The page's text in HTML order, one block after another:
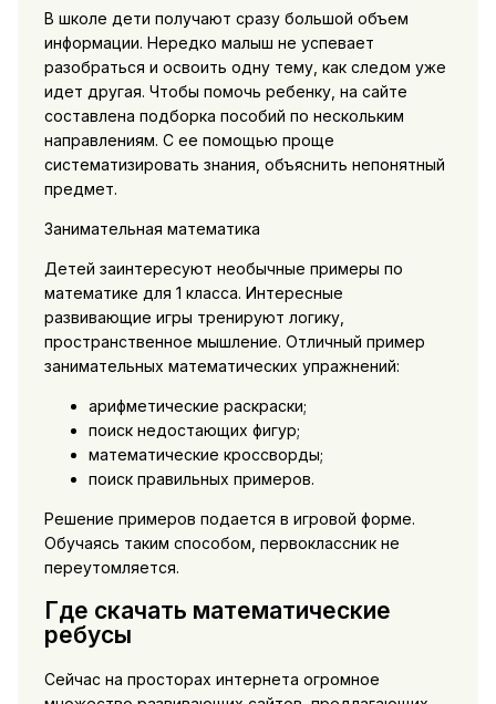
В школе дети получают сразу большой объем
информации. Нередко малыш не успевает
разобраться и освоить одну тему, как следом уже
идет другая. Чтобы помочь ребенку, на сайте
составлена подборка пособий по нескольким
направлениям. С ее помощью проще
систематизировать знания, объяснить непонятный
предмет.
Занимательная математика
Детей заинтересуют необычные примеры по
математике для 1 класса. Интересные
развивающие игры тренируют логику,
пространственное мышление. Отличный пример
занимательных математических упражнений:
арифметические раскраски;
поиск недостающих фигур;
математические кроссворды;
поиск правильных примеров.
Решение примеров подается в игровой форме.
Обучаясь таким способом, первоклассник не
переутомляется.
Где скачать математические
ребусы
Сейчас на просторах интернета огромное